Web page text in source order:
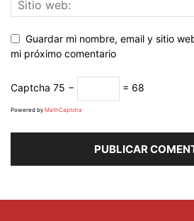
Guardar mi nombre, email y sitio
mi próximo comentario
Captcha 75 − = 68
Powered by MathCaptcha